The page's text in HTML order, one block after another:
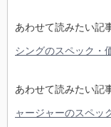
あわせて読みたい記
シングのスペック・
あわせて読みたい記
ャージャーのスペッ